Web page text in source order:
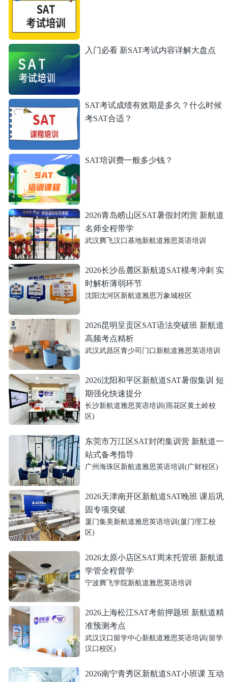
入门必看 新SAT考试内容详解大盘点
SAT考试成绩有效期是多久？什么时候
考SAT合适？
SAT培训费一般多少钱？
2026青岛崂山区SAT暑假封闭营 新航道
名师全程带学
武汉腾飞汉口基地新航道雅思英语培训
2026长沙岳麓区新航道SAT模考冲刺 实
时解析薄弱环节
沈阳沈河区新航道雅思万象城校区
2026昆明呈贡区SAT语法突破班 新航道
高频考点精析
武汉武昌区青少司门口新航道雅思英语培训
2026沈阳和平区新航道SAT暑假集训 短
期强化快速提分
长沙新航道雅思英语培训(雨花区黄土岭校
区)
东莞市万江区SAT封闭集训营 新航道一
站式备考指导
广州海珠区新航道雅思英语培训(广财校区)
2026天津南开区新航道SAT晚班 课后巩
固专项突破
厦门集美新航道雅思英语培训(厦门理工校
区)
2026太原小店区SAT周末托管班 新航道
学管全程督学
宁波腾飞学院新航道雅思英语培训
2026上海松江SAT考前押题班 新航道精
准预测考点
武汉汉口留学中心新航道雅思英语培训(留学
汉口校区)
2026南宁青秀区新航道SAT小班课 互动